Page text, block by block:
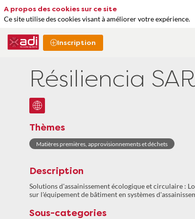
Inscription
Résiliencia
Thèmes
Matières premières, approvisionnements et déchets
Description
Solutions d'assainissement écologique et circulaire :
sur l'équipement de bâtiment en systèmes
Sous-categories
A propos des cookies sur ce site
Ce site utilise des cookies visant à améliorer votre expérience.